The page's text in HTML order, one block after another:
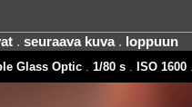
. seuraava kuva. loppuun
Glass Optic. 1/80 s. ISO 1600.